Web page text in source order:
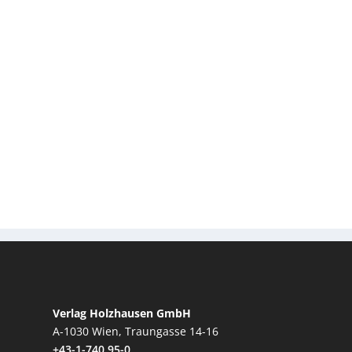
Verlag Holzhausen GmbH
A-1030 Wien, Traungasse 14-16